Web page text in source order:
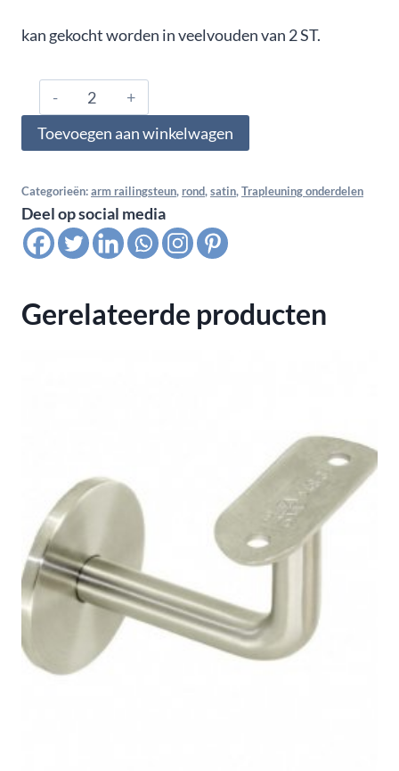
kan gekocht worden in veelvouden van 2 ST.
316.480.0327,
Arm
railingsteun
48,3
mm,
satin,K320
Toevoegen aan winkelwagen
Categorieën: arm railingsteun, rond, satin, Trapleuning onderdelen
Deel op social media
Gerelateerde producten